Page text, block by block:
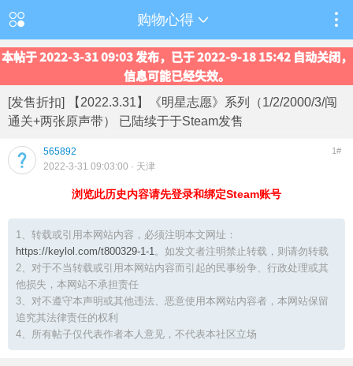
购物心得
本帖于 2022-3-31 09:03 发布，已于 2022-9-18 15:42 自动关闭，
信息可能已经失效。
[发售折扣] 【2022.3.31】《明星志愿》系列（1/2/2000/3/闯
通关+两张原声带） 已陆续于于Steam发售
565892 1#
2022-3-31 09:03:00 · 天津
浏览此历史内容请先登录和绑定Steam账号
1、转载或引用本网站内容，必须注明本文网址：
https://keylol.com/t800329-1-1。如发文者注明禁止转载，则请勿转载
2、对于不当转载或引用本网站内容而引起的民事纷争、行政处理或其
他损失，本网站不承担责任
3、对不遵守本声明或其他违法、恶意使用本网站内容者，本网站保留
追究其法律责任的权利
4、所有帖子仅代表作者本人意见，不代表本社区立场